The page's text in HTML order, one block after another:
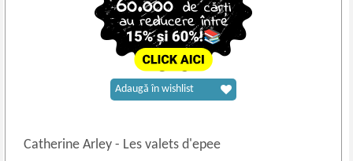
Catherine Arley- Les valets d'epee
Adaugă în wishlist